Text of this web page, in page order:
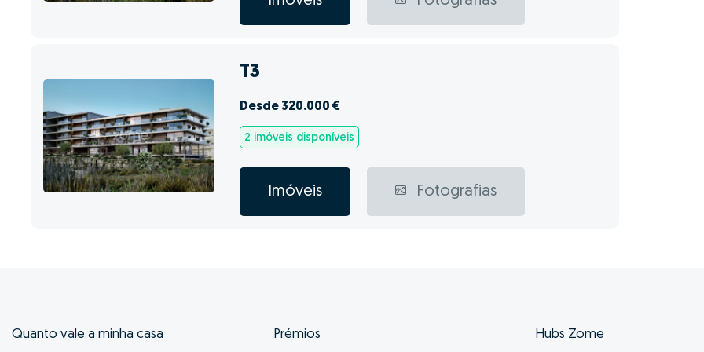
T3
Desde 320.000 €
2 imóveis disponíveis
Imóveis Fotografias
Quanto vale a minha casa Prémios Hubs Zome